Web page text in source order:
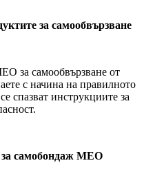
за самообвързване
за самообвързване от
с начина на правилното
спазват инструкциите за
самобондаж MEO